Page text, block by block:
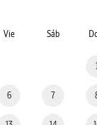
Vie Sáb
6 7